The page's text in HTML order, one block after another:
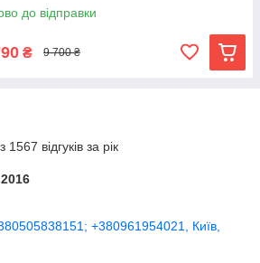
до відправки
₴ 9 700 ₴
відгуків за рік
+380961954021, Київ,